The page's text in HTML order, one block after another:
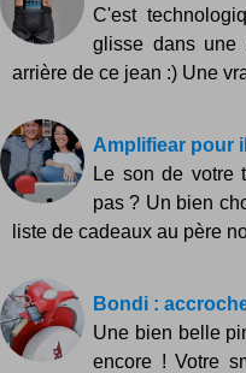
C'est
glisse dans une
arrière de ce jean :) Une
Amplifiear pour
Le son de votre
pas ? Un bien
liste de cadeaux au père
Bondi :
Une bien belle
encore ! Votre